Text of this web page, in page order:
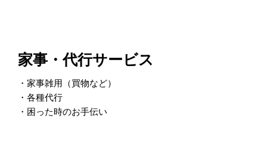
家事・代行サービス
・家事雑用（買物など）
・各種代行
・困った時のお手伝い